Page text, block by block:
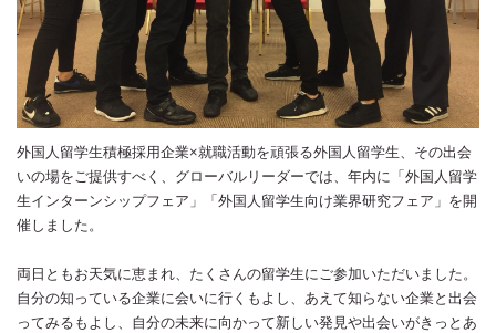
外国人留学生積極採用企業×就職活動を頑張る外国人留学生、その出会
いの場をご提供すべく、グローバルリーダーでは、年内に「外国人留学
生インターンシップフェア」「外国人留学生向け業界研究フェア」を開
催しました。
両日ともお天気に恵まれ、たくさんの留学生にご参加いただいました。
自分の知っている企業に会いに行くもよし、あえて知らない企業と出会
ってみるもよし、自分の未来に向かって新しい発見や出会いがきっとあ